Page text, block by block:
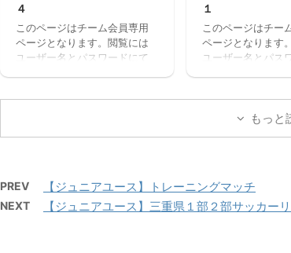
４
このページはチーム会員専用
ページとなります。閲覧には
ユーザー名とパスワードにて
ー名またはメールアドレスパ
１
このページはチー
ページとなります
ユーザー名とパス
ー名またはメール
スワード ログイン
もっと
PREV 【ジュニアユース】トレーニングマッチ
NEXT 【ジュニアユース】三重県１部２部サッカー